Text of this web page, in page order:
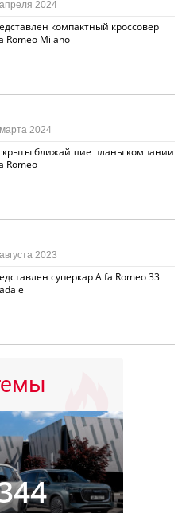
компактный кроссовер
Romeo Milano
2024
ближайшие планы компании
Romeo
2024
суперкар Alfa Romeo 33
2023